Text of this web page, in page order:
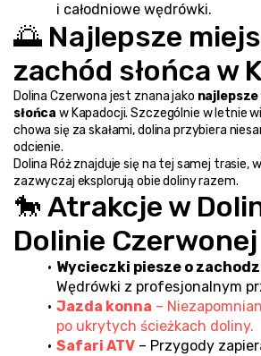
i całodniowe wędrówki.
🌅 Najlepsze
zachód słońca w
Dolina Czerwona jest znana jako
słońca w Kapadocji. Szczególnie w letnie
chowa się za skałami, dolina przybiera
odcienie.
Dolina Róż znajduje się na tej samej trasie,
zazwyczaj eksplorują obie doliny razem.
🐎 Atrakcje w
Dolinie Czerwonej
Wycieczki piesze o
Wędrówki z profesjonalnym
Jazda konna –
po ukrytych ścieżkach doliny.
Safari ATV – Przygody